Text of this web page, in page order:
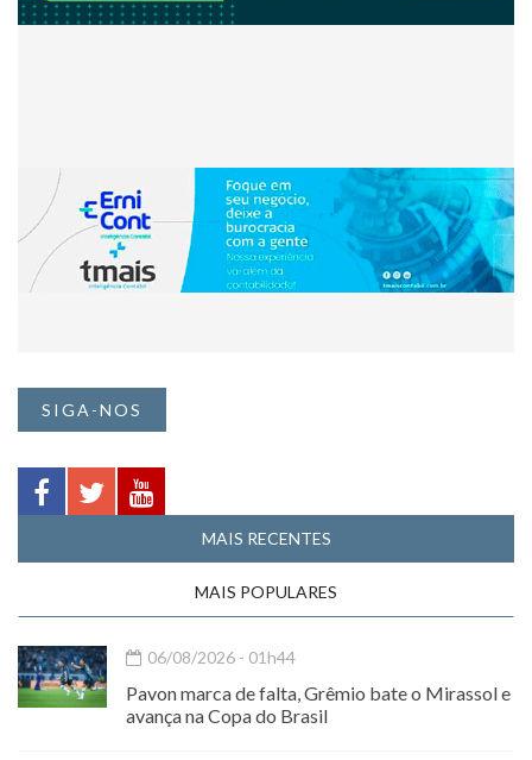
SIGA-NOS
MAIS RECENTES
MAIS POPULARES
06/08/2026 - 01h44
Pavon marca de falta, Grêmio bate o Mirassol e
avança na Copa do Brasil